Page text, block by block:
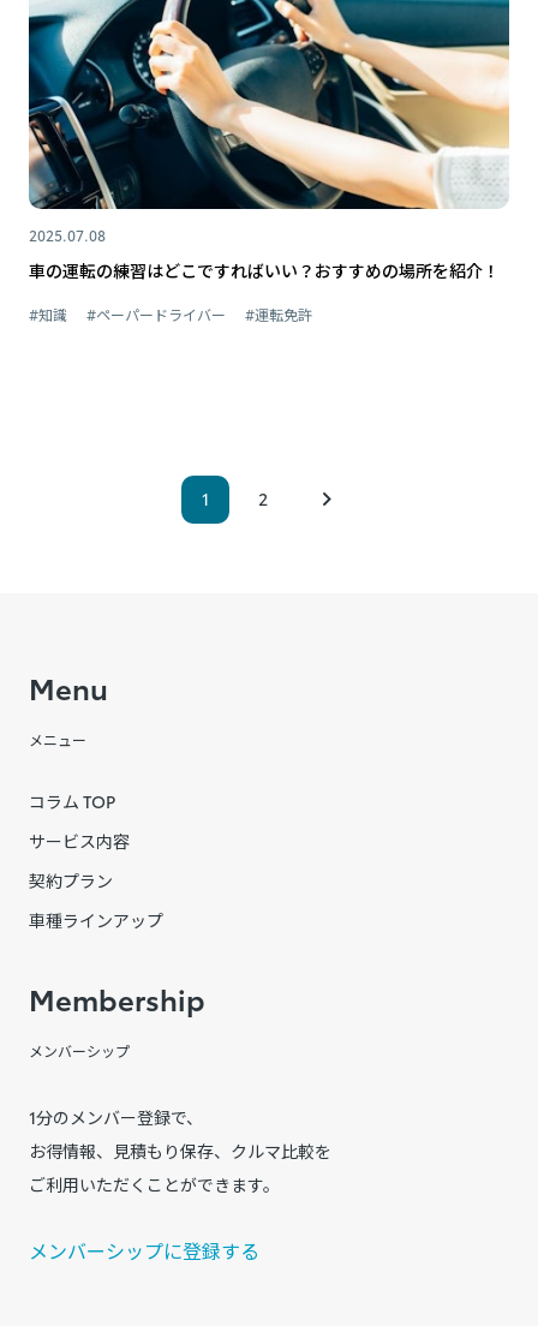
2025.07.08
車の運転の練習はどこですればいい？おすすめの場所を紹介！
#知識 #ペーパードライバー #運転免許
1 2
Menu
メニュー
コラム TOP
サービス内容
契約プラン
車種ラインアップ
Membership
メンバーシップ
1分のメンバー登録で、
お得情報、見積もり保存、クルマ比較を
ご利用いただくことができます。
メンバーシップに登録する